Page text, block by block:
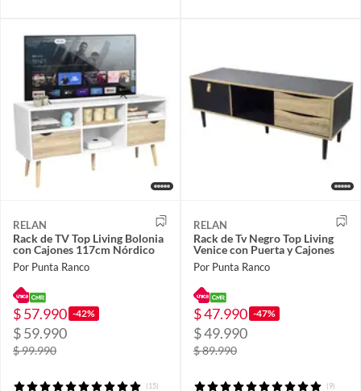
RELAN
Rack de TV Top Living Bolonia
con Cajones 117cm Nórdico
Por Punta Ranco
$ 57.990 -42%
$ 59.990
$ 99.990
(15)
RELAN
Rack de Tv Negro Top Living
Venice con Puerta y Cajones
Por Punta Ranco
$ 47.990 -47%
$ 49.990
$ 89.990
(9)